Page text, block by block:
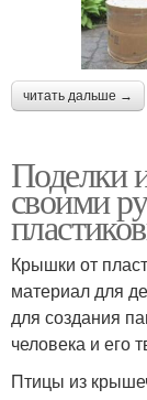
читать дальше →
Поделки
своими
Крышки от
материал для
для создания
человека и его
Птицы из